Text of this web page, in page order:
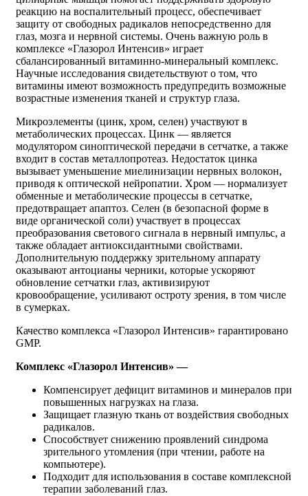
реакцию на воспалительный процесс, обеспечивает
защиту от свободных радикалов непосредственно для
глаз, мозга и нервной системы. Очень важную роль в
комплексе «Глазорол Интенсив» играет
сбалансированный витаминно-минеральный комплекс.
Научные исследования свидетельствуют о том, что
витамины имеют возможность предупредить возможные
возрастные изменения тканей и структур глаза.
Микроэлементы (цинк, хром, селен) участвуют в
метаболических процессах. Цинк — является
модулятором синоптической передачи в сетчатке, а также
входит в состав металлопротеаз. Недостаток цинка
вызывает уменьшение миелинизации нервных волокон,
приводя к оптической нейропатии. Хром — нормализует
обменные и метаболические процессы в сетчатке,
предотвращает апаптоз. Селен (в безопасной форме в
виде органической соли) участвует в процессах
преобразования светового сигнала в нервный импульс, а
также обладает антиоксидантными свойствами.
Дополнительную поддержку зрительному аппарату
оказывают антоцианы черники, которые ускоряют
обновление сетчатки глаз, активизируют
кровообращение, усиливают остроту зрения, в том числе
в сумерках.
Качество комплекса «Глазорол Интенсив» гарантировано
GMP.
Комплекс «Глазорол Интенсив» —
Компенсирует дефицит витаминов и минералов при
повышенных нагрузках на глаза.
Защищает глазную ткань от воздействия свободных
радикалов.
Способствует снижению проявлений синдрома
зрительного утомления (при чтении, работе на
компьютере).
Подходит для использования в составе комплексной
терапии заболеваний глаз.